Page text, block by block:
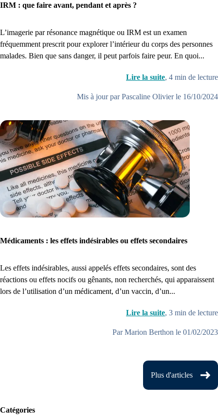
IRM : que faire avant, pendant et après ?
L’imagerie par résonance magnétique ou IRM est un examen
fréquemment prescrit pour explorer l’intérieur du corps des personnes
malades. Bien que sans danger, il peut parfois faire peur. En quoi...
Lire la suite, 4 min de lecture
Mis à jour par Pascaline Olivier le 16/10/2024
Médicaments : les effets indésirables ou effets secondaires
Les effets indésirables, aussi appelés effets secondaires, sont des
réactions ou effets nocifs ou gênants, non recherchés, qui apparaissent
lors de l’utilisation d’un médicament, d’un vaccin, d’un...
Lire la suite, 3 min de lecture
Par Marion Berthon le 01/02/2023
Plus d'articles
Catégories